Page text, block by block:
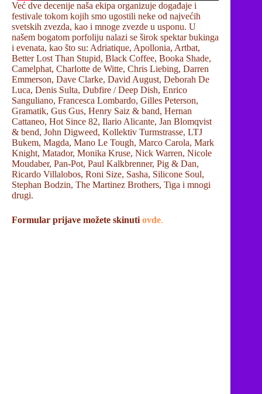
Već dve decenije naša ekipa organizuje događaje i
festivale tokom kojih smo ugostili neke od najvećih
svetskih zvezda, kao i mnoge zvezde u usponu. U
našem bogatom porfoliju nalazi se širok spektar bukinga
i evenata, kao što su: Adriatique, Apollonia, Artbat,
Better Lost Than Stupid, Black Coffee, Booka Shade,
Camelphat, Charlotte de Witte, Chris Liebing, Darren
Emmerson, Dave Clarke, David August, Deborah De
Luca, Denis Sulta, Dubfire / Deep Dish, Enrico
Sanguliano, Francesca Lombardo, Gilles Peterson,
Gramatik, Gus Gus, Henry Saiz & band, Hernan
Cattaneo, Hot Since 82, Ilario Alicante, Jan Blomqvist
& bend, John Digweed, Kollektiv Turmstrasse, LTJ
Bukem, Magda, Mano Le Tough, Marco Carola, Mark
Knight, Matador, Monika Kruse, Nick Warren, Nicole
Moudaber, Pan-Pot, Paul Kalkbrenner, Pig & Dan,
Ricardo Villalobos, Roni Size, Sasha, Silicone Soul,
Stephan Bodzin, The Martinez Brothers, Tiga i mnogi
drugi.
Formular prijave možete skinutiovde.